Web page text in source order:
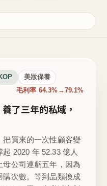
美妝保養
毛利率 64.3%→79.1%
了三年的私域，
把買來的一次性顧客變
2020 年 52.33 億人
公司連虧五年，因為
購次數。等到品類換成